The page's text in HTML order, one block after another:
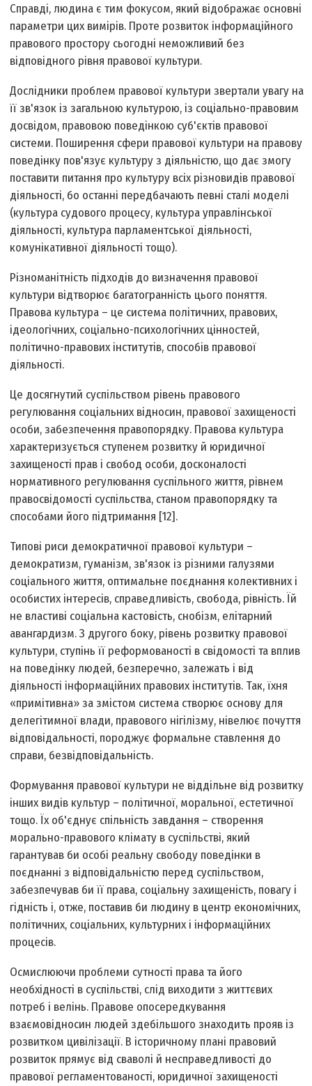
Справді, людина є тим фокусом, який відображає основні
параметри цих вимірів. Проте розвиток інформаційного
правового простору сьогодні неможливий без
відповідного рівня правової культури.
Дослідники проблем правової культури звертали увагу на
її зв'язок із загальною культурою, із соціально-правовим
досвідом, правовою поведінкою суб'єктів правової
системи. Поширення сфери правової культури на правову
поведінку пов'язує культуру з діяльністю, що дає змогу
поставити питання про культуру всіх різновидів правової
діяльності, бо останні передбачають певні сталі моделі
(культура судового процесу, культура управлінської
діяльності, культура парламентської діяльності,
комунікативної діяльності тощо).
Різноманітність підходів до визначення правової
культури відтворює багатогранність цього поняття.
Правова культура – це система політичних, правових,
ідеологічних, соціально-психологічних цінностей,
політично-правових інститутів, способів правової
діяльності.
Це досягнутий суспільством рівень правового
регулювання соціальних відносин, правової захищеності
особи, забезпечення правопорядку. Правова культура
характеризується ступенем розвитку й юридичної
захищеності прав і свобод особи, досконалості
нормативного регулювання суспільного життя, рівнем
правосвідомості суспільства, станом правопорядку та
способами його підтримання [12].
Типові риси демократичної правової культури –
демократизм, гуманізм, зв'язок із різними галузями
соціального життя, оптимальне поєднання колективних і
особистих інтересів, справедливість, свобода, рівність. Їй
не властиві соціальна кастовість, снобізм, елітарний
авангардизм. З другого боку, рівень розвитку правової
культури, ступінь її реформованості в свідомості та вплив
на поведінку людей, безперечно, залежать і від
діяльності інформаційних правових інститутів. Так, їхня
«примітивна» за змістом система створює основу для
делегітимної влади, правового нігілізму, нівелює почуття
відповідальності, породжує формальне ставлення до
справи, безвідповідальність.
Формування правової культури не віддільне від розвитку
інших видів культур – політичної, моральної, естетичної
тощо. Їх об'єднує спільність завдання – створення
морально-правового клімату в суспільстві, який
гарантував би особі реальну свободу поведінки в
поєднанні з відповідальністю перед суспільством,
забезпечував би її права, соціальну захищеність, повагу і
гідність і, отже, поставив би людину в центр економічних,
політичних, соціальних, культурних і інформаційних
процесів.
Осмислюючи проблеми сутності права та його
необхідності в суспільстві, слід виходити з життєвих
потреб і велінь. Правове опосередкування
взаємовідносин людей здебільшого знаходить прояв із
розвитком цивілізації. В історичному плані правовий
розвиток прямує від сваволі й несправедливості до
правової регламентованості, юридичної захищеності